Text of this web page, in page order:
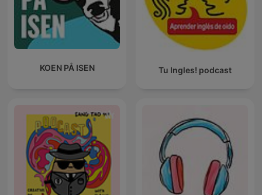
KOEN PÅ ISEN Tu Ingles! podcast